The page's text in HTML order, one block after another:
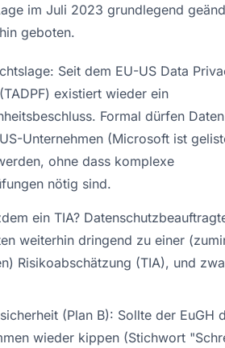
im Juli 2023 grundlegend
geboten.
Seit dem EU-US Data
existiert wieder ein
Formal dürfen
Unternehmen (Microsoft ist
ohne dass komplexe
nötig sind.
ein TIA?
weiterhin dringend zu einer
Risikoabschätzung (TIA), und
(Plan B): Sollte der EuGH
wieder kippen (Stichwort